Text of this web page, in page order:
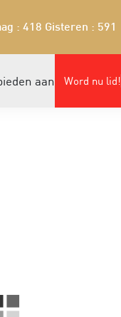
: 418 Gisteren : 591
aan Word nu lid!